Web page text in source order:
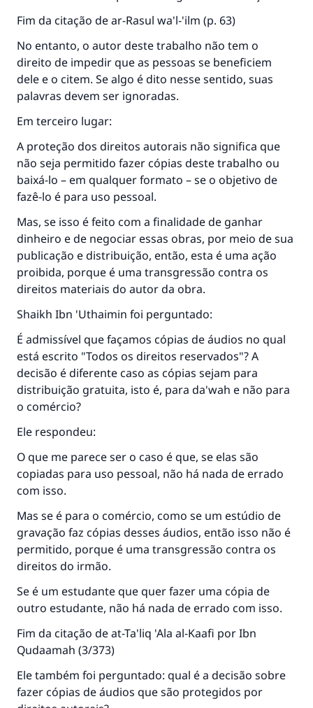
Fim da citação de ar-Rasul wa'l-'ilm (p. 63)
No entanto, o autor deste trabalho não tem o
direito de impedir que as pessoas se beneficiem
dele e o citem. Se algo é dito nesse sentido, suas
palavras devem ser ignoradas.
Em terceiro lugar:
A proteção dos direitos autorais não significa que
não seja permitido fazer cópias deste trabalho ou
baixá-lo – em qualquer formato – se o objetivo de
fazê-lo é para uso pessoal.
Mas, se isso é feito com a finalidade de ganhar
dinheiro e de negociar essas obras, por meio de sua
publicação e distribuição, então, esta é uma ação
proibida, porque é uma transgressão contra os
direitos materiais do autor da obra.
Shaikh Ibn 'Uthaimin foi perguntado:
É admissível que façamos cópias de áudios no qual
está escrito "Todos os direitos reservados"? A
decisão é diferente caso as cópias sejam para
distribuição gratuita, isto é, para da'wah e não para
o comércio?
Ele respondeu:
O que me parece ser o caso é que, se elas são
copiadas para uso pessoal, não há nada de errado
com isso.
Mas se é para o comércio, como se um estúdio de
gravação faz cópias desses áudios, então isso não é
permitido, porque é uma transgressão contra os
direitos do irmão.
Se é um estudante que quer fazer uma cópia de
outro estudante, não há nada de errado com isso.
Fim da citação de at-Ta'liq 'Ala al-Kaafi por Ibn
Qudaamah (3/373)
Ele também foi perguntado: qual é a decisão sobre
fazer cópias de áudios que são protegidos por
A resposta n° 110845 salvou um
casamento.
Ajude-nos a responder à Ummah
O Profeta ﷺ disse,
que é bom receberá a mesma recompensa
que aqueles que o fazem."
(MUSLIM, 1893)
CONTRIBUIR